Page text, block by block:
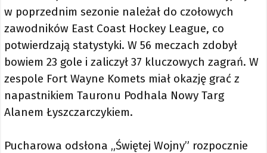
w poprzednim sezonie należał do czołowych
zawodników East Coast Hockey League, co
potwierdzają statystyki. W 56 meczach zdobył
bowiem 23 gole i zaliczył 37 kluczowych zagrań. W
zespole Fort Wayne Komets miał okazję grać z
napastnikiem Tauronu Podhala Nowy Targ
Alanem Łyszczarczykiem.
Pucharowa odsłona „Świętej Wojny” rozpocznie